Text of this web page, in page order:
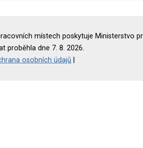
místech poskytuje Ministerstvo
proběhla dne 7. 8. 2026.
osobních údajů